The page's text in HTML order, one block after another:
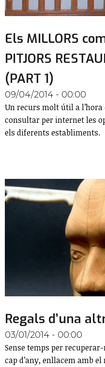
Els MILLORS
PITJORS
(PART 1)
09/04/2014 - 00:00
Un recurs molt útil a
consultar per internet les
els diferents establiments.
Regals d’una
03/01/2014 - 00:00
Sense temps per
cap d’any, enllacem amb